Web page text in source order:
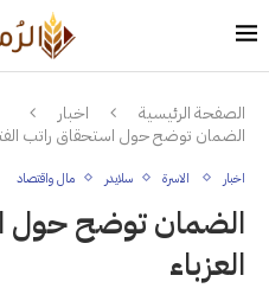
الصفحة الرئيسية
اخبار
الضمان توضح حول استحقاق راتب
اخبار الاسرة سلايدر مال واقتصاد
الضمان توضح حول
العزباء